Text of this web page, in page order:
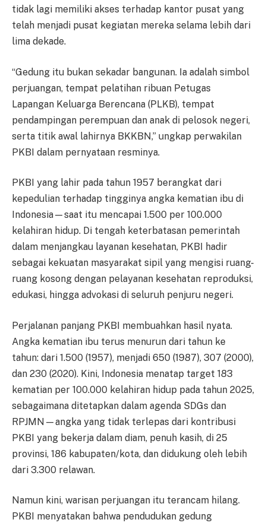
tidak lagi memiliki akses terhadap kantor pusat yang
telah menjadi pusat kegiatan mereka selama lebih dari
lima dekade.
“Gedung itu bukan sekadar bangunan. Ia adalah simbol
perjuangan, tempat pelatihan ribuan Petugas
Lapangan Keluarga Berencana (PLKB), tempat
pendampingan perempuan dan anak di pelosok negeri,
serta titik awal lahirnya BKKBN,” ungkap perwakilan
PKBI dalam pernyataan resminya.
PKBI yang lahir pada tahun 1957 berangkat dari
kepedulian terhadap tingginya angka kematian ibu di
Indonesia—saat itu mencapai 1.500 per 100.000
kelahiran hidup. Di tengah keterbatasan pemerintah
dalam menjangkau layanan kesehatan, PKBI hadir
sebagai kekuatan masyarakat sipil yang mengisi ruang-
ruang kosong dengan pelayanan kesehatan reproduksi,
edukasi, hingga advokasi di seluruh penjuru negeri.
Perjalanan panjang PKBI membuahkan hasil nyata.
Angka kematian ibu terus menurun dari tahun ke
tahun: dari 1.500 (1957), menjadi 650 (1987), 307 (2000),
dan 230 (2020). Kini, Indonesia menatap target 183
kematian per 100.000 kelahiran hidup pada tahun 2025,
sebagaimana ditetapkan dalam agenda SDGs dan
RPJMN—angka yang tidak terlepas dari kontribusi
PKBI yang bekerja dalam diam, penuh kasih, di 25
provinsi, 186 kabupaten/kota, dan didukung oleh lebih
dari 3.300 relawan.
Namun kini, warisan perjuangan itu terancam hilang.
PKBI menyatakan bahwa pendudukan gedung